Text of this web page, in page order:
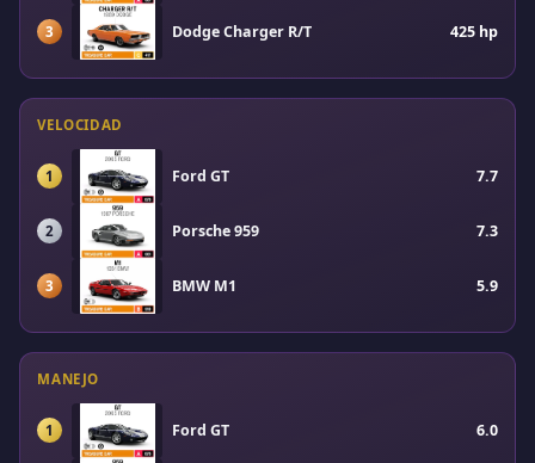
3 Dodge Charger R/T 425 hp
VELOCIDAD
1 Ford GT 7.7
2 Porsche 959 7.3
3 BMW M1 5.9
MANEJO
1 Ford GT 6.0